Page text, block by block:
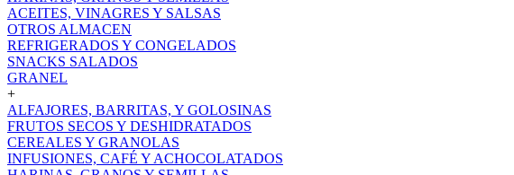
ACEITES, VINAGRES Y SALSAS
OTROS ALMACEN
REFRIGERADOS Y CONGELADOS
SNACKS SALADOS
GRANEL
+
ALFAJORES, BARRITAS, Y GOLOSINAS
FRUTOS SECOS Y DESHIDRATADOS
CEREALES Y GRANOLAS
INFUSIONES, CAFÉ Y ACHOCOLATADOS